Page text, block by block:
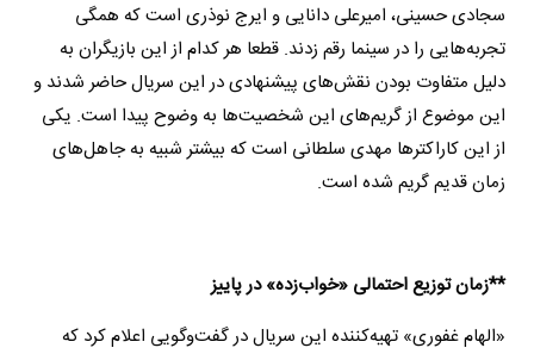
سجادی حسینی، امیرعلی دانایی و ایرج نوذری است که همگی
تجربه‌هایی را در سینما رقم زدند. قطعا هر کدام از این بازیگران به
دلیل متفاوت بودن نقش‌های پیشنهادی در این سریال حاضر شدند و
این موضوع از گریم‌های این شخصیت‌ها به وضوح پیدا است. یکی
از این کاراکترها مهدی سلطانی است که بیشتر شبیه به جاهل‌های
زمان قدیم گریم شده است.
**زمان توزیع احتمالی «خواب‌زده» در پاییز
«الهام غفوری» تهیه‌کننده این سریال در گفت‌وگویی اعلام کرد که